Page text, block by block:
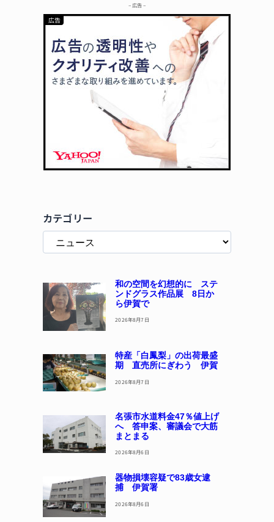
– 広告 –
カテゴリー
和の空間を幻想的に ステ
ンドグラス作品展 8日か
ら伊賀で
2026年8月7日
特産「白鳳梨」の出荷最盛
期 直売所にぎわう 伊賀
2026年8月7日
名張市水道料金47％値上げ
へ 答申案、審議会で大筋
まとまる
2026年8月6日
器物損壊容疑で83歳女逮
捕 伊賀署
2026年8月6日